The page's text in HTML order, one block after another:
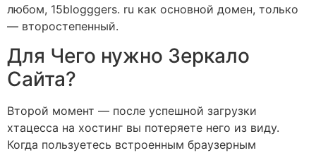
любом, 15blogggers. ru как основной домен, только
— второстепенный.
Для Чего нужно Зеркало
Сайта?
Второй момент — после успешной загрузки
хтацесса на хостинг вы потеряете него из виду.
Когда пользуетесь встроенным браузерным